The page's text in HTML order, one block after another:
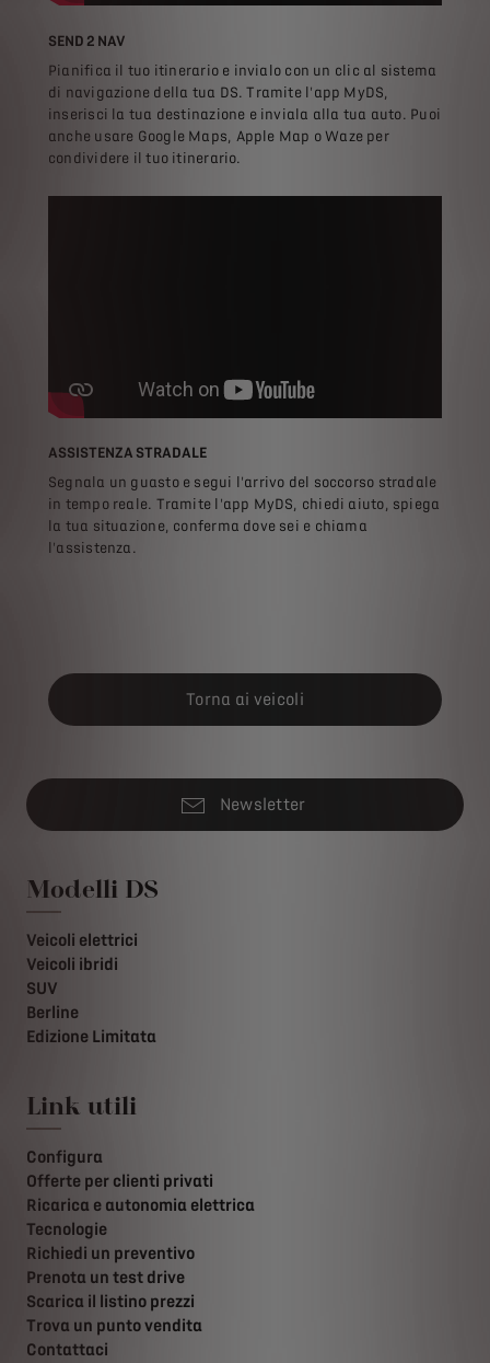
SEND 2 NAV
Pianifica il tuo itinerario e invialo con un clic al sistema
di navigazione della tua DS. Tramite l'app MyDS,
inserisci la tua destinazione e inviala alla tua auto. Puoi
anche usare Google Maps, Apple Map o Waze per
condividere il tuo itinerario.
ASSISTENZA STRADALE
Segnala un guasto e segui l'arrivo del soccorso stradale
in tempo reale. Tramite l'app MyDS, chiedi aiuto, spiega
la tua situazione, conferma dove sei e chiama
l'assistenza.
Torna ai veicoli
Newsletter
Modelli DS
Veicoli elettrici
Veicoli ibridi
SUV
Berline
Edizione Limitata
Link utili
Configura
Offerte per clienti privati
Ricarica e autonomia elettrica
Tecnologie
Richiedi un preventivo
Prenota un test drive
Scarica il listino prezzi
Trova un punto vendita
Contattaci